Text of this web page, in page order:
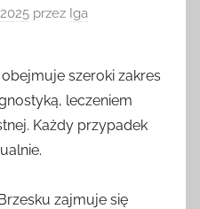
przez Iga
szeroki zakres
leczeniem
Każdy przypadek
zajmuje się